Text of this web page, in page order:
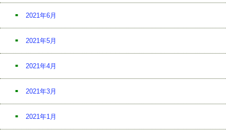
2021年6月
2021年5月
2021年4月
2021年3月
2021年1月